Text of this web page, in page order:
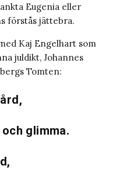
Eugenia eller
förstås jättebra.
Kaj Engelhart som
juldikt, Johannes
Tomten:
glimma.